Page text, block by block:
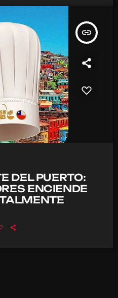
insert_link
DEL PUERTO:
ENCIENDE